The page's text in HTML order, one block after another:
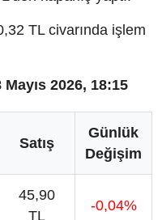
TL civarında işlem
2026, 18:15
Satış
Günlük
Değişim
45,90
TL
-0,04%